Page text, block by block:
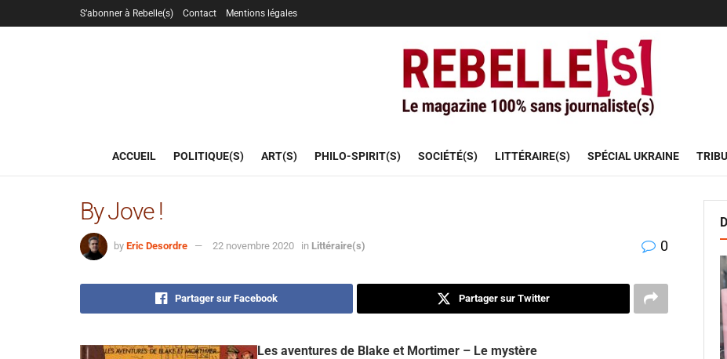
S’abonner à Rebelle(s) Contact Mentions légales
ACCUEIL POLITIQUE(S) ART(S) PHILO-SPIRIT(S) SOCIÉTÉ(S) LITTÉRAIRE(S) SPÉCIAL UKRAINE
By Jove !
by Eric Desordre 22 novembre 2020 in Littéraire(s) 0
Partager sur Facebook Partager sur Twitter
Les aventures de Blake et Mortimer – Le mystère